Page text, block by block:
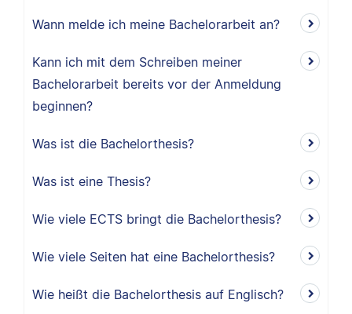
Wann melde ich meine Bachelorarbeit an?
Kann ich mit dem Schreiben meiner
Bachelorarbeit bereits vor der Anmeldung
beginnen?
Was ist die Bachelorthesis?
Was ist eine Thesis?
Wie viele ECTS bringt die Bachelorthesis?
Wie viele Seiten hat eine Bachelorthesis?
Wie heißt die Bachelorthesis auf Englisch?